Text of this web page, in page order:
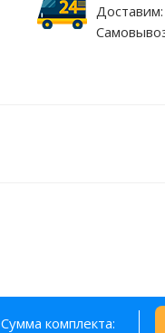
Доставим:
Сумма комплекта: